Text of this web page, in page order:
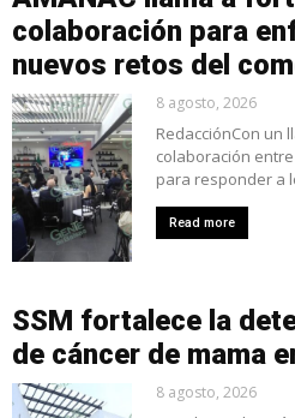
colaboración para
nuevos retos del
8 agosto, 2026
RedacciónCon un
colaboración
para responder a
Read more
SSM fortalece la
de cáncer de mama
8 agosto, 2026